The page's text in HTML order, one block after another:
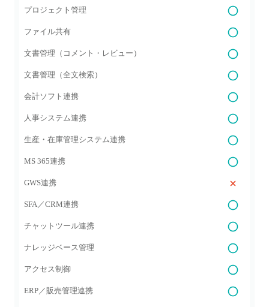
プロジェクト管理
ファイル共有
文書管理（コメント・レビュー）
文書管理（全文検索）
会計ソフト連携
人事システム連携
生産・在庫管理システム連携
MS 365連携
GWS連携
SFA／CRM連携
チャットツール連携
ナレッジベース管理
アクセス制御
ERP／販売管理連携